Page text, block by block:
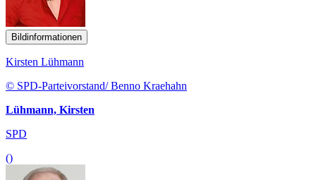
Bildinformationen
Kirsten Lühmann
© SPD-Parteivorstand/ Benno Kraehahn
Lühmann, Kirsten
SPD
()